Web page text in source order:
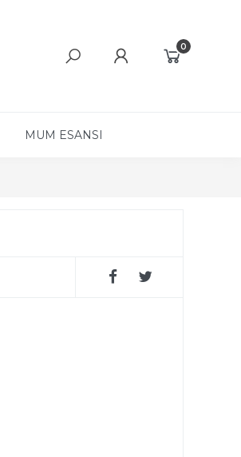
0
MUM ESANSI